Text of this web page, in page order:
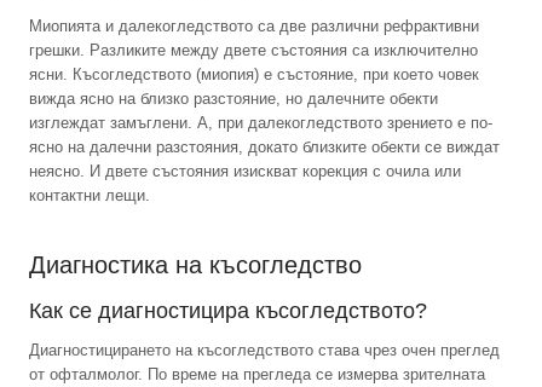
Миопията и далекогледството са две различни рефрактивни
грешки. Разликите между двете състояния са изключително
ясни. Късогледството (миопия) е състояние, при което човек
вижда ясно на близко разстояние, но далечните обекти
изглеждат замъглени. А, при далекогледството зрението е по-
ясно на далечни разстояния, докато близките обекти се виждат
неясно. И двете състояния изискват корекция с очила или
контактни лещи.
Диагностика на късогледство
Как се диагностицира късогледството?
Диагностицирането на късогледството става чрез очен преглед
от офталмолог. По време на прегледа се измерва зрителната